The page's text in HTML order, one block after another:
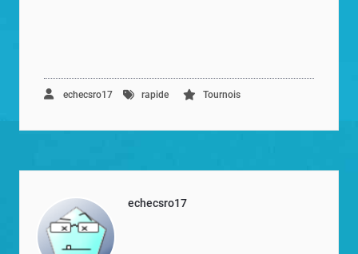
echecsro17 rapide Tournois
echecsro17